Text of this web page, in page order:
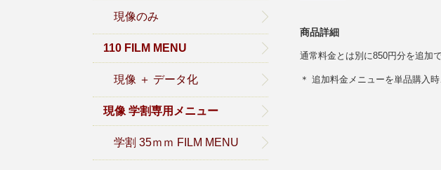
商品詳細
通常料金とは別に850円分を追加
＊ 追加料金メニューを単品購入
現像のみ
110 FILM MENU
現像 ＋ データ化
現像 学割専用メニュー
学割 35ｍｍ FILM MENU